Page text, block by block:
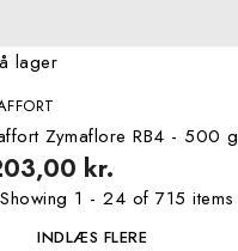
lager
Zymaflore RB4 - 500 g
kr.
Showing 1 - 24 of 715 items
INDLÆS FLERE